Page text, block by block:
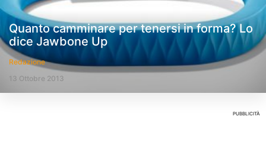
Quanto camminare per tenersi in forma? Lo
dice Jawbone Up
Redazione
13 Ottobre 2013
PUBBLICITÀ